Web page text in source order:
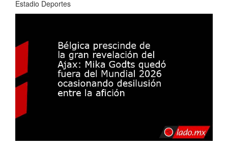
Estadio Deportes